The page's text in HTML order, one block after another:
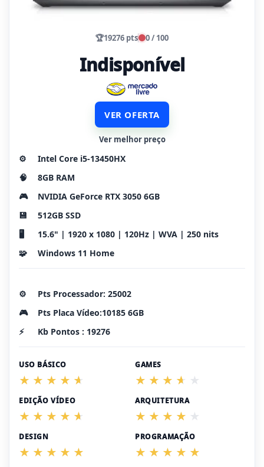
🏆19276 pts 0 / 100
Indisponível
VER OFERTA
Ver melhor preço
⚙️
Intel Core i5-13450HX
🧠
8GB RAM
🎮
NVIDIA GeForce RTX 3050 6GB
💾
512GB SSD
🖥️
15.6" | 1920 x 1080 | 120Hz | WVA | 250 nits
🧩
Windows 11 Home
⚙️
Pts Processador: 25002
🎮
Pts Placa Vídeo:10185 6GB
⚡
Kb Pontos : 19276
USO BÁSICO GAMES
EDIÇÃO VÍDEO ARQUITETURA
DESIGN PROGRAMAÇÃO